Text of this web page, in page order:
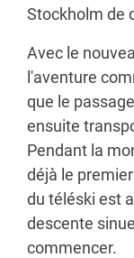
Stockholm de
Avec le
l'aventure
que le
ensuite
Pendant la
déjà le
du téléski est
descente
commencer.